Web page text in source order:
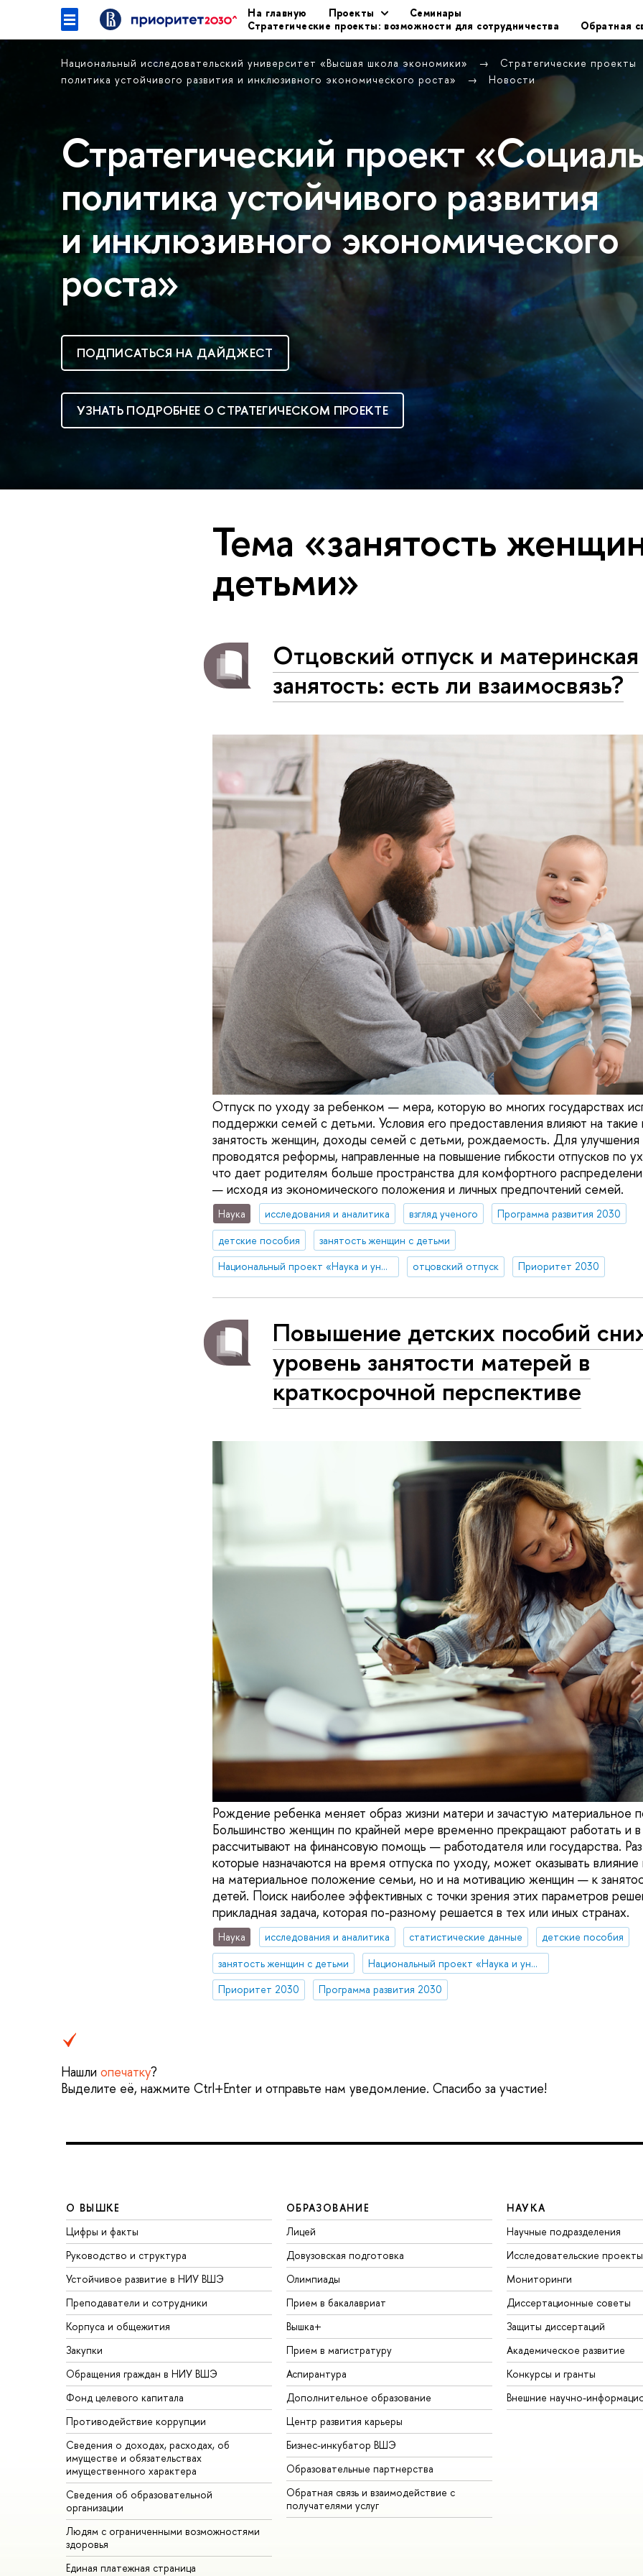
На главную Проекты
Семинары
Стратегические проекты: возможности для сотрудничества
Обратная
Национальный исследовательский университет «Высшая школа экономики»
Стратегические проекты
политика устойчивого развития и инклюзивного экономического роста»
Новости
Стратегический проект
политика устойчивого развития
и инклюзивного экономического
роста»
ПОДПИСАТЬСЯ НА ДАЙДЖЕСТ
УЗНАТЬ ПОДРОБНЕЕ О СТРАТЕГИЧЕСКОМ ПРОЕКТЕ
Тема «занятость
детьми»
Отцовский отпуск и материнская
занятость: есть ли взаимосвязь?
Отпуск по уходу за ребенком — мера, которую во многих государствах
поддержки семей с детьми. Условия его предоставления влияют на такие
занятость женщин, доходы семей с детьми, рождаемость. Для улучшения
проводятся реформы, направленные на повышение гибкости отпусков по
что дает родителям больше пространства для комфортного
— исходя из экономического положения и личных предпочтений семей.
Наука исследования и аналитика взгляд ученого
Программа развития 2030
детские пособия
занятость женщин с детьми
Национальный проект «Наука и университеты»
отцовский отпуск Приоритет 2030
Повышение детских пособий
уровень занятости матерей в
краткосрочной перспективе
Рождение ребенка меняет образ жизни матери и зачастую материальное
Большинство женщин по крайней мере временно прекращают работать и в
рассчитывают на финансовую помощь — работодателя или государства.
которые назначаются на время отпуска по уходу, может оказывать влияние
на материальное положение семьи, но и на мотивацию женщин — к
детей. Поиск наиболее эффективных с точки зрения этих параметров
прикладная задача, которая по-разному решается в тех или иных странах.
Наука исследования и аналитика статистические данные
детские пособия
занятость женщин с детьми
Национальный проект «Наука и университеты»
Приоритет 2030
Программа развития 2030
Нашли опечатку?
Выделите её, нажмите Ctrl+Enter и отправьте нам уведомление. Спасибо за участие!
О ВЫШКЕ
Цифры и факты
Руководство и структура
Устойчивое развитие в НИУ ВШЭ
Преподаватели и сотрудники
Корпуса и общежития
Закупки
Обращения граждан в НИУ ВШЭ
Фонд целевого капитала
Противодействие коррупции
Сведения о доходах, расходах, об
имуществе и обязательствах
имущественного характера
Сведения об образовательной
организации
Людям с ограниченными возможностями
здоровья
Единая платежная страница
ОБРАЗОВАНИЕ
Лицей
Довузовская подготовка
Олимпиады
Прием в бакалавриат
Вышка+
Прием в магистратуру
Аспирантура
Дополнительное образование
Центр развития карьеры
Бизнес-инкубатор ВШЭ
Образовательные партнерства
Обратная связь и взаимодействие с
получателями услуг
НАУКА
Научные подразделения
Исследовательские проекты
Мониторинги
Диссертационные советы
Защиты диссертаций
Академическое развитие
Конкурсы и гранты
Внешние научно-